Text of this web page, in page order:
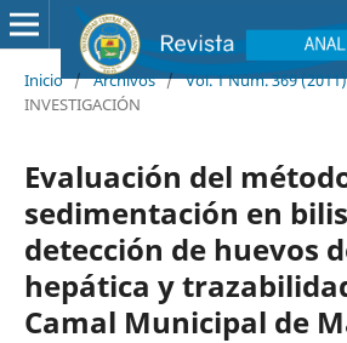
Inicio / Archivos / Vol. 1 Núm. 369
INVESTIGACIÓN
Evaluación del
sedimentación en
detección de huevos
hepática y
Camal Municipal de